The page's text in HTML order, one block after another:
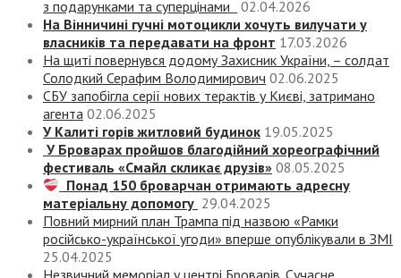
з подарунками та суперцінами
02.04.2026
На Вінничині гучні мотоцикли хочуть вилучати у
власників та передавати на фронт 17.03.2026
На щиті повернувся додому Захисник України, – солдат
Солодкий Серафим Володимирович 02.06.2025
СБУ запобігла серії нових терактів у Києві, затримано
агента 02.06.2025
У Калиті горів житловий будинок 19.05.2025
У Броварах пройшов благодійний хореографічний
фестиваль «Смайл скликає друзів» 08.05.2025
Понад 150 броварчан отримають адресну
матеріальну допомогу 29.04.2025
Повний мирний план Трампа під назвою «‎Рамки
російсько-української угоди» вперше опублікували в ЗМІ
25.04.2025